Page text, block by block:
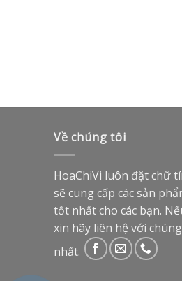
Về chúng tôi
HoaChiVi luôn đặt chữ
sẽ cung cấp các sản
tốt nhất cho các bạn.
xin hãy liên hệ với
nhất.